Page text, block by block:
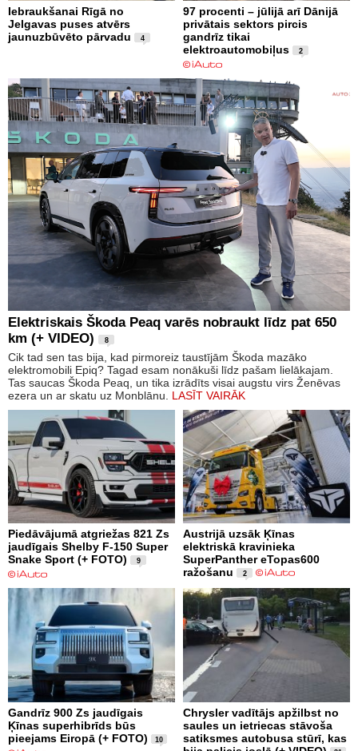
Iebraukšanai Rīgā no
Jelgavas puses atvērs
jaunuzbūvēto pārvadu
4
97 procenti – jūlijā arī Dānijā
privātais sektors pircis
gandrīz tikai
elektroautomobiļus
2
Elektriskais Škoda Peaq varēs nobraukt līdz pat 650
km (+ VIDEO)
8
Cik tad sen tas bija, kad pirmoreiz taustījām Škoda mazāko
elektromobili Epiq? Tagad esam nonākuši līdz pašam lielākajam.
Tas saucas Škoda Peaq, un tika izrādīts visai augstu virs Ženēvas
ezera un ar skatu uz Monblānu. LASĪT VAIRĀK
Piedāvājumā atgriežas 821 Zs
jaudīgais Shelby F-150 Super
Snake Sport (+ FOTO)
9
Austrijā uzsāk Ķīnas
elektriskā kravinieka
SuperPanther eTopas600
ražošanu
2
Gandrīz 900 Zs jaudīgais
Ķīnas superhibrīds būs
pieejams Eiropā (+ FOTO)
10
Chrysler vadītājs apžilbst no
saules un ietriecas stāvoša
satiksmes autobusa stūrī, kas